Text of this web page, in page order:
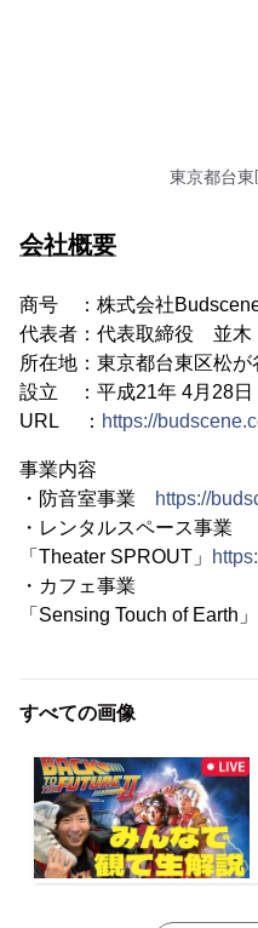
東京都台
会社概要
商号 ：株式会社
代表者：代表取締役 並木
所在地：東京都台東区松
設立 ：平成21年 4月28日
URL ： https://
事業内容
・防音室事業
https://
・レンタルスペース事業
「Theater SPROUT」
・カフェ事業
「Sensing Touch of Earth」
すべての画像